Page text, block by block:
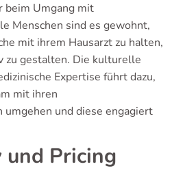
beim Umgang mit
Menschen sind es gewohnt,
mit ihrem Hausarzt zu halten,
zu gestalten. Die kulturelle
Expertise führt dazu,
mit ihren
und diese engagiert
Pricing